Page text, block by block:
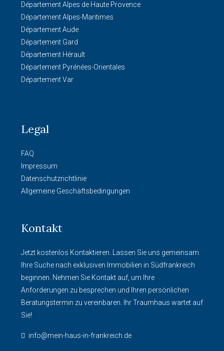
Département Alpes de Haute Provence
Département Alpes-Maritimes
Département Aude
Département Gard
Département Hérault
Département Pyrénées-Orientales
Département Var
Legal
FAQ
Impressum
Datenschutzrichtlinie
Allgemeine Geschäftsbedingungen
Kontakt
Jetzt kostenlos Kontaktieren. Lassen Sie uns gemeinsam
Ihre Suche nach exklusiven Immobilien in Südfrankreich
beginnen. Nehmen Sie Kontakt auf, um Ihre
Anforderungen zu besprechen und Ihren persönlichen
Beratungstermin zu vereinbaren. Ihr Traumhaus wartet auf
Sie!
info@mein-haus-in-frankreich.de